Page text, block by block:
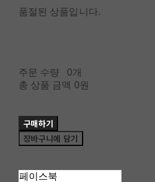
품절된 상품입니다.
주문 수량
0개
총 상품 금액 0원
구매하기
장바구니에 담기
페이스북